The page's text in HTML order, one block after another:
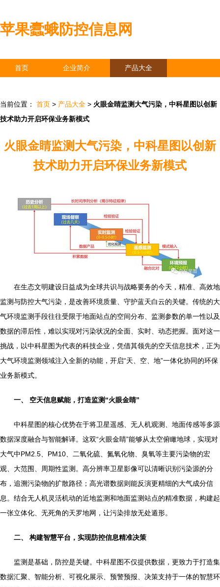
苹果蠹蛾防控信息网
首页 企业简介 产品大全
当前位置： 首页 > 产品大全 > 火眼金睛监测大气污染，中科星图以创新
技术助力开启环保业务新模式
火眼金睛监测大气污染，中科星图以创新
技术助力开启环保业务新模式
在生态文明建设日益成为全球共识与战略要务的今天，精准、高效地
监测与防控大气污染，是改善环境质量、守护蓝天白云的关键。传统的大
气环境监测手段往往受限于地面站点的空间分布、监测参数的单一性以及
数据的滞后性，难以实现对污染状况的全面、实时、动态把握。面对这一
挑战，以中科星图为代表的科技企业，凭借其领先的空天信息技术，正为
大气环境监测领域注入全新的动能，开启“天、空、地”一体化协同的环保
业务新模式。
一、 空天信息赋能，打造监测“火眼金睛”
中科星图的核心优势在于将卫星遥感、无人机观测、地面传感等多源
数据深度融合与智能解译。这双“火眼金睛”能够从太空俯瞰地球，实现对
大气中PM2.5、PM10、二氧化硫、氮氧化物、臭氧等主要污染物的宏
观、大范围、周期性监测。高分辨率卫星影像可以清晰识别污染源的分
布，追溯污染物的扩散路径；高光谱数据则能反演更精细的大气成分信
息。结合无人机灵活机动的近地监测和地面监测站点的精准数据，构建起
一张立体化、无死角的天罗地网，让污染排放无处遁形。
二、 构建智慧平台，实现防控信息精准决策
监测是基础，防控是关键。中科星图不仅提供数据，更致力于打造集
数据汇聚、智能分析、可视化展示、预警预报、决策支持于一体的智慧环